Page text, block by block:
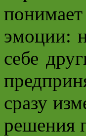
эмоции:
себе
сразу
решения